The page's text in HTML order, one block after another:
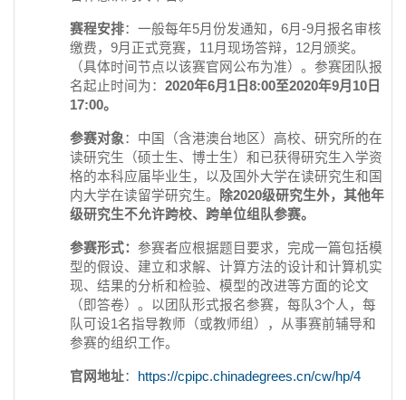
赛程安排：一般每年5月份发通知，6月-9月报名审核
缴费，9月正式竞赛，11月现场答辩，12月颁奖。
（具体时间节点以该赛官网公布为准）。参赛团队报
名起止时间为： 2020年6月1日8:00至2020年9月10日
17:00。
参赛对象 ：中国（含港澳台地区）高校、研究所的在
读研究生（硕士生、博士生）和已获得研究生入学资
格的本科应届毕业生，以及国外大学在读研究生和国
内大学在读留学研究生。
除2020级研究生外，其他年
级研究生不允许跨校、跨单位组队参赛。
参赛形式： 参赛者应根据题目要求，完成一篇包括模
型的假设、建立和求解、计算方法的设计和计算机实
现、结果的分析和检验、模型的改进等方面的论文
（即答卷）。以团队形式报名参赛，每队3个人，每
队可设1名指导教师（或教师组），从事赛前辅导和
参赛的组织工作。
官网地址： https://cpipc.chinadegrees.cn/cw/hp/4